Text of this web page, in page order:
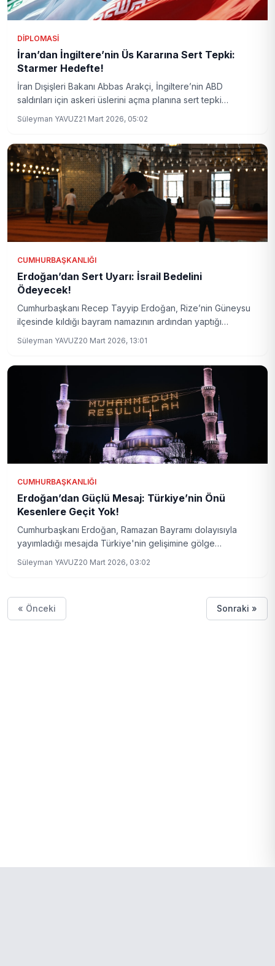
DIPLOMASI
İran’dan İngiltere’nin Üs Kararına Sert Tepki:
Starmer Hedefte!
İran Dışişleri Bakanı Abbas Arakçi, İngiltere’nin ABD
saldırıları için askeri üslerini açma planına sert tepki
güvenliğini tehlikeye atmakla suçladı ve İran’ın kendini
Süleyman YAVUZ21 Mart 2026, 05:02
CUMHURBAŞKANLIĞI
Erdoğan’dan Sert Uyarı: İsrail Bedelini
Ödeyecek!
Cumhurbaşkanı Recep Tayyip Erdoğan, Rize’nin Güneysu
ilçesinde kıldığı bayram namazının ardından yaptığı
karşı sert ifadeler kullandı. Erdoğan, İsrail’in eylemlerinin
Süleyman YAVUZ20 Mart 2026, 13:01
CUMHURBAŞKANLIĞI
Erdoğan’dan Güçlü Mesaj: Türkiye’nin Önü
Kesenlere Geçit Yok!
Cumhurbaşkanı Erdoğan, Ramazan Bayramı dolayısıyla
yayımladığı mesajda Türkiye'nin gelişimine gölge
dış politika ve toplumsal birlik konularında önemli
Süleyman YAVUZ20 Mart 2026, 03:02
« Önceki Sonraki »